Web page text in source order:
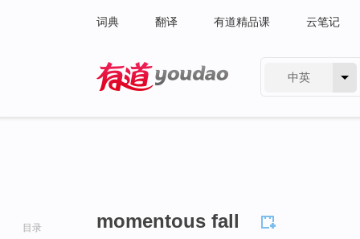
词典 翻译 有道精品课 云笔记
中英
目录 momentous fall